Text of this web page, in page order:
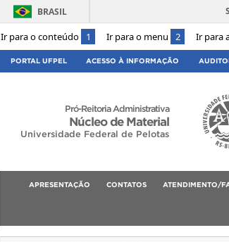
Ir para o conteúdo 1 Ir para o menu 2 Ir para
BRASIL
PORTAL UFPEL ACESSO À INFORMAÇÃO
Pró-Reitoria Administrativa
Núcleo de Material
Universidade Federal de Pelotas
APRESENTAÇÃO CONTATOS ATENDIMENTO/